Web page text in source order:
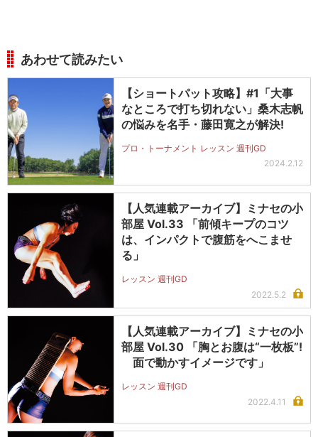
あわせて読みたい
【ショートパット攻略】#1「大事
なところで打ち切れない」桑木志帆
の悩みを名手・藤田寛之が解決!
プロ・トーナメント レッスン 週刊GD
2024.2.12
【人気連載アーカイブ】ミナセの小
部屋 Vol.33 「前傾キープのコツ
は、インパクトで腹筋をへこませ
る」
レッスン 週刊GD
2022.5.2
【人気連載アーカイブ】ミナセの小
部屋 Vol.30 「胸とお腹は“一枚板”!
面で動かすイメージです」
レッスン 週刊GD
2022.4.11